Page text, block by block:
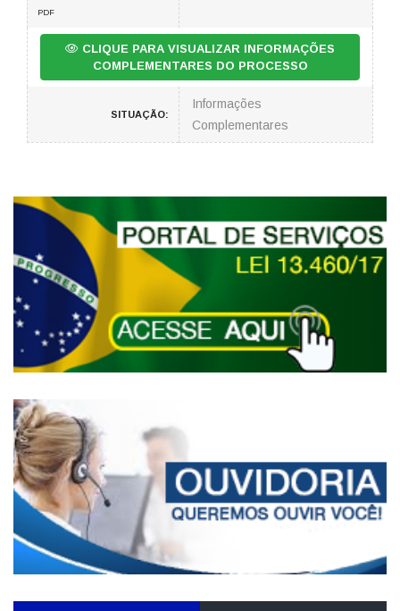
PDF
CLIQUE PARA VISUALIZAR INFORMAÇÕES
COMPLEMENTARES DO PROCESSO
SITUAÇÃO:
Informações
Complementares